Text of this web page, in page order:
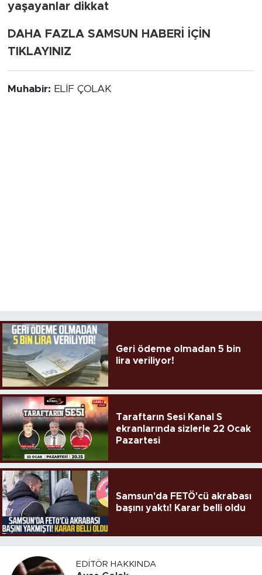
yaşayanlar dikkat
DAHA FAZLA SAMSUN HABERİ İÇİN
TIKLAYINIZ
Muhabir: ELİF ÇOLAK
Geri ödeme olmadan 5 bin
lira veriliyor!
Taraftarın Sesi Kanal S
ekranlarında sizlerle 22 Ocak
Pazartesi
Samsun'da FETÖ'cü akrabası
başını yaktı! Karar belli oldu
EDITÖR HAKKINDA